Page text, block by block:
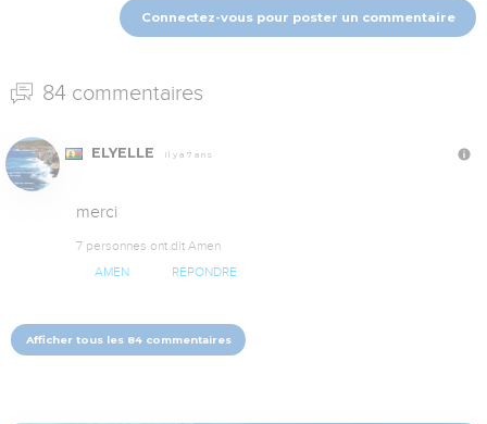
Connectez-vous pour poster un commentaire
84 commentaires
ELYELLE Il y a 7 ans
merci
7 personnes ont dit Amen
AMEN RÉPONDRE
Afficher tous les 84 commentaires